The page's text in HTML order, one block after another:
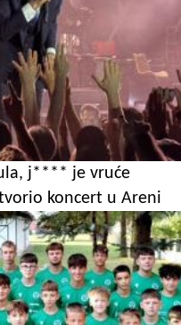
j**** je vruće
koncert u Areni